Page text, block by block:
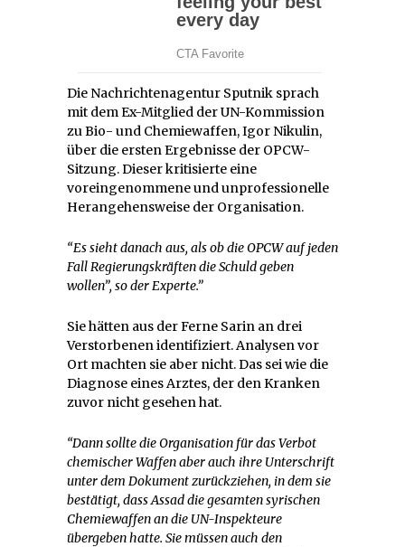
Die Nachrichtenagentur Sputnik sprach
mit dem Ex-Mitglied der UN-Kommission
zu Bio- und Chemiewaffen, Igor Nikulin,
über die ersten Ergebnisse der OPCW-
Sitzung. Dieser kritisierte eine
voreingenommene und unprofessionelle
Herangehensweise der Organisation.
“Es sieht danach aus, als ob die OPCW auf jeden
Fall Regierungskräften die Schuld geben
wollen”, so der Experte.”
Sie hätten aus der Ferne Sarin an drei
Verstorbenen identifiziert. Analysen vor
Ort machten sie aber nicht. Das sei wie die
Diagnose eines Arztes, der den Kranken
zuvor nicht gesehen hat.
“Dann sollte die Organisation für das Verbot
chemischer Waffen aber auch ihre Unterschrift
unter dem Dokument zurückziehen, in dem sie
bestätigt, dass Assad die gesamten syrischen
Chemiewaffen an die UN-Inspekteure
übergeben hatte. Sie müssen auch den